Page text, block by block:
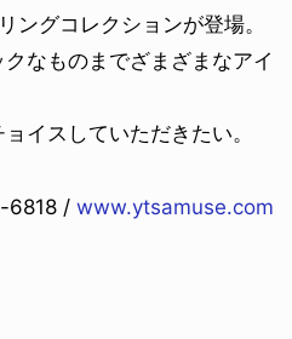
ングコレクションが登場。
なものまでざまざまなアイ
イスしていただきたい。
6818 / www.ytsamuse.com